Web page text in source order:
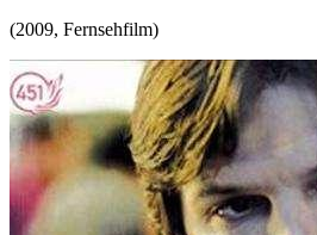
(2009, Fernsehfilm)